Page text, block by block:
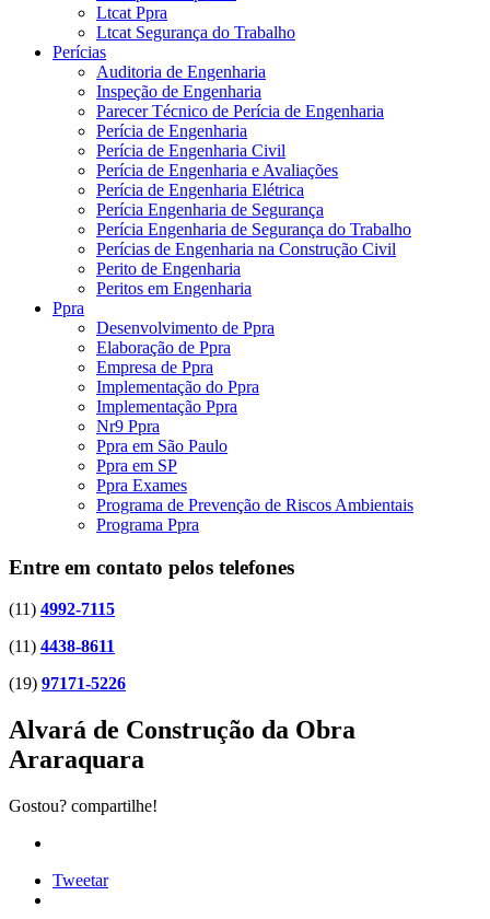
Ltcat Ppra
Ltcat Segurança do Trabalho
Perícias
Auditoria de Engenharia
Inspeção de Engenharia
Parecer Técnico de Perícia de Engenharia
Perícia de Engenharia
Perícia de Engenharia Civil
Perícia de Engenharia e Avaliações
Perícia de Engenharia Elétrica
Perícia Engenharia de Segurança
Perícia Engenharia de Segurança do Trabalho
Perícias de Engenharia na Construção Civil
Perito de Engenharia
Peritos em Engenharia
Ppra
Desenvolvimento de Ppra
Elaboração de Ppra
Empresa de Ppra
Implementação do Ppra
Implementação Ppra
Nr9 Ppra
Ppra em São Paulo
Ppra em SP
Ppra Exames
Programa de Prevenção de Riscos Ambientais
Programa Ppra
Entre em contato pelos telefones
(11) 4992-7115
(11) 4438-8611
(19) 97171-5226
Alvará de Construção da Obra
Araraquara
Gostou? compartilhe!
Tweetar